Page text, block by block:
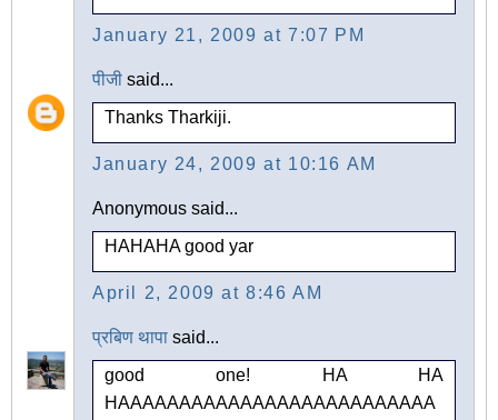
January 21, 2009 at 7:07 PM
पीजी said...
Thanks Tharkiji.
January 24, 2009 at 10:16 AM
Anonymous said...
HAHAHA good yar
April 2, 2009 at 8:46 AM
प्रबिण थापा said...
good one! HA HA
HAAAAAAAAAAAAAAAAAAAAAAAAAA